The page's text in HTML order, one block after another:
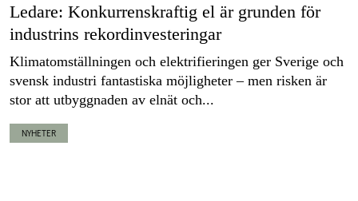
Ledare: Konkurrenskraftig el är grunden för
industrins rekordinvesteringar
Klimatomställningen och elektrifieringen ger Sverige och
svensk industri fantastiska möjligheter – men risken är
stor att utbyggnaden av elnät och...
NYHETER